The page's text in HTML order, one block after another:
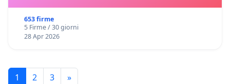
653 firme
5 Firme / 30 giorni
28 Apr 2026
1 2 3 »